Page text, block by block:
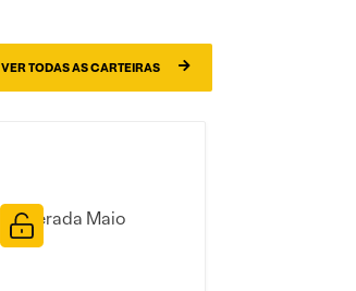
VER TODAS AS CARTEIRAS